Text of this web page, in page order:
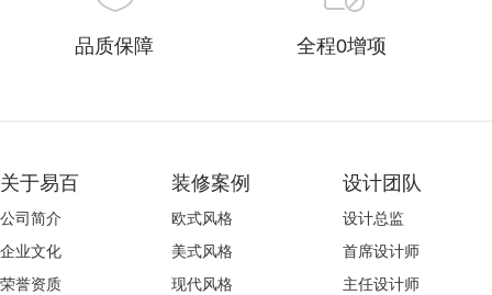
品质保障 全程0增项
关于易百
公司简介
企业文化
荣誉资质
装修案例
欧式风格
美式风格
现代风格
设计团队
设计总监
首席设计师
主任设计师